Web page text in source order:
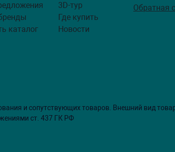
каталог
3D-тур
Где купить
Новости
Обратная
и сопутствующих товаров. Внешний вид
ст. 437 ГК РФ